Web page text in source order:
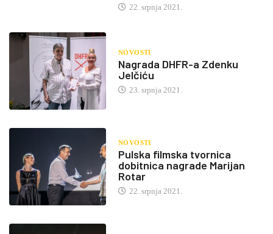
22. srpnja 2021.
NOVOSTI
Nagrada DHFR-a Zdenku
Jelčiću
23. srpnja 2021.
NOVOSTI
Pulska filmska tvornica
dobitnica nagrade Marijan
Rotar
22. srpnja 2021.